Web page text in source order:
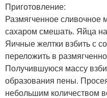
Приготовление:
Размягченное
сахаром смешать. Яйца
Яичные желтки взбить с
переложить в
Получившуюся массу
образования пены.
небольшим количеством